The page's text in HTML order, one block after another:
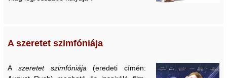
A szeretet szimfóniája
Aszeretet szimfóniája(eredeti címén: